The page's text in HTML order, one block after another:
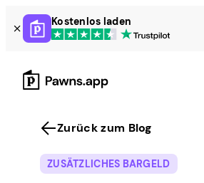
Skip
to
content
Kostenlos laden
Zurück zum Blog
ZUSÄTZLICHES BARGELD